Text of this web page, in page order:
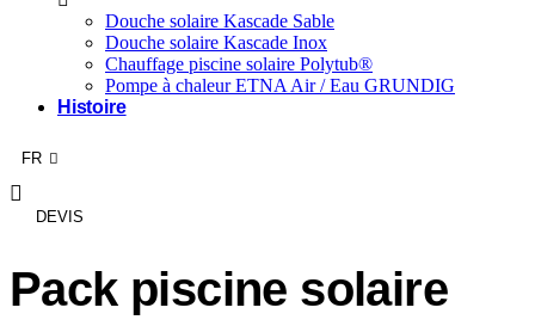
Douche solaire Kascade Sable
Douche solaire Kascade Inox
Chauffage piscine solaire Polytub®
Pompe à chaleur ETNA Air / Eau GRUNDIG
Histoire
FR
RE
AG
DEVIS
Pack piscine solaire